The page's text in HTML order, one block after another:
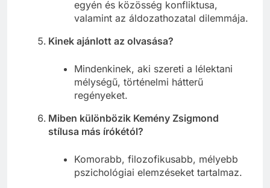
egyén és közösség konfliktusa,
valamint az áldozathozatal dilemmája.
Kinek ajánlott az olvasása?
Mindenkinek, aki szereti a lélektani
mélységű, történelmi hátterű
regényeket.
Miben különbözik Kemény Zsigmond
stílusa más írókétól?
Komorabb, filozofikusabb, mélyebb
pszichológiai elemzéseket tartalmaz.